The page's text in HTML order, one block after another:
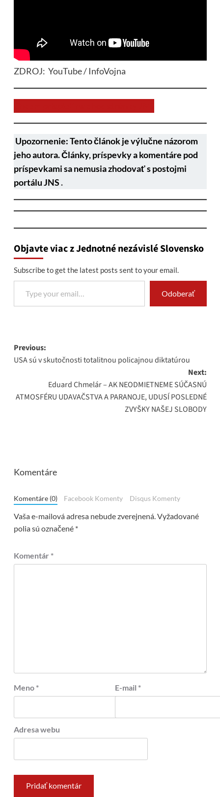
ZDROJ: YouTube / InfoVojna
Upozornenie: Tento článok je výlučne názorom
jeho autora. Články, príspevky a komentáre pod
príspevkami sa nemusia zhodovať s postojmi
portálu JNS.
Objavte viac z Jednotné nezávislé Slovensko
Subscribe to get the latest posts sent to your email.
Type your email…
Odoberať
Post
navigation
Previous:
USA sú v skutočnosti totalitnou policajnou diktatúrou
Next:
Eduard Chmelár – AK NEODMIETNEME SÚČASNÚ
ATMOSFÉRU UDAVAČSTVA A PARANOJE, UDUSÍ POSLEDNÉ
ZVYŠKY NAŠEJ SLOBODY
Komentáre
Komentáre (0) Facebook Komenty Disqus Komenty
Vaša e-mailová adresa nebude zverejnená.Vyžadované
polia sú označené *
Komentár *
Meno * E-mail *
Adresa webu